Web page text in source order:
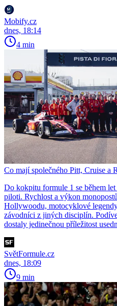
Mobify.cz
dnes, 18:14
4 min
Co mají společného Pitt, Cruise a
Do kokpitu formule 1 se během
piloti. Rychlost a výkon
Hollywoodu, motocyklové
závodníci z jiných disciplín.
dostaly jedinečnou příležitost
SvětFormule.cz
dnes, 18:09
9 min